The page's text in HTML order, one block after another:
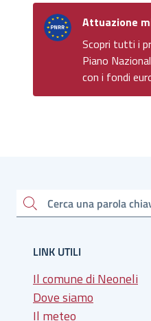
Attuazione
Scopri tutti i
Piano
con i fondi
Cerca una parola chiave
LINK UTILI
Il comune di Neoneli
Dove siamo
Il meteo